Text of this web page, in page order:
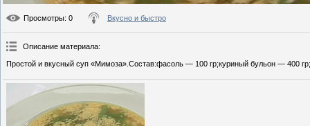
Просмотры: 0 Вкусно и быстро
Описание материала:
Простой и вкусный суп «Мимоза».Состав:фасоль — 100 гр;куриный бульон — 400